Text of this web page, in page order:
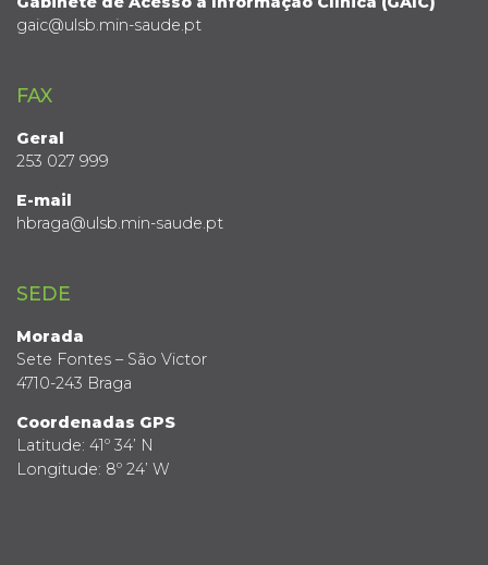
gaic@ulsb.min-saude.pt
FAX
Geral
253 027 999
E-mail
hbraga@ulsb.min-saude.pt
SEDE
Morada
Sete Fontes – São Victor
4710-243 Braga
Coordenadas GPS
Latitude: 41º 34’ N
Longitude: 8º 24’ W